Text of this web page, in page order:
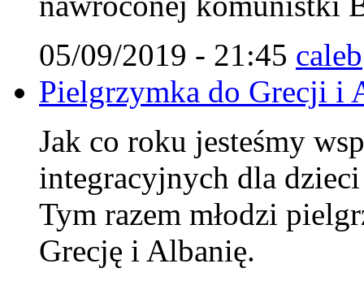
05/09/2019 - 21:45 caleb
Pielgrzymka do Grecji i
Jak co roku jesteśmy
integracyjnych dla
Tym razem młodzi
Grecję i Albanię.